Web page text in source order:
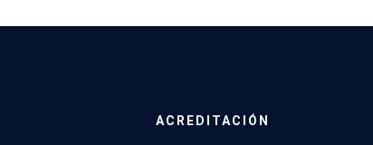
ACREDITACIÓN